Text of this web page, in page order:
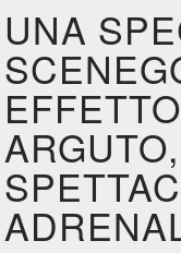
UNA
ARGUTO,